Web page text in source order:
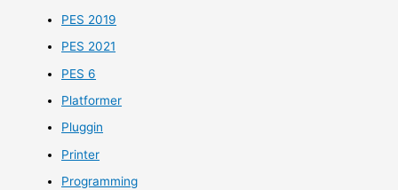
PES 2019
PES 2021
PES 6
Platformer
Pluggin
Printer
Programming